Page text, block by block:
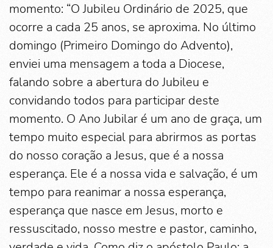
momento: “O Jubileu Ordinário de 2025, que
ocorre a cada 25 anos, se aproxima. No último
domingo (Primeiro Domingo do Advento),
enviei uma mensagem a toda a Diocese,
falando sobre a abertura do Jubileu e
convidando todos para participar deste
momento. O Ano Jubilar é um ano de graça, um
tempo muito especial para abrirmos as portas
do nosso coração a Jesus, que é a nossa
esperança. Ele é a nossa vida e salvação, é um
tempo para reanimar a nossa esperança,
esperança que nasce em Jesus, morto e
ressuscitado, nosso mestre e pastor, caminho,